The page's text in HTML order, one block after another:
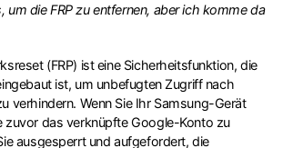
um die FRP zu entfernen, aber ich komme da
(FRP) ist eine Sicherheitsfunktion, die
ist, um unbefugten Zugriff nach
verhindern. Wenn Sie Ihr Samsung-Gerät
zuvor das verknüpfte Google-Konto zu
ausgesperrt und aufgefordert, die